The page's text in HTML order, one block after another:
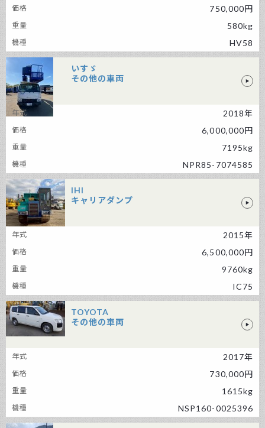
750,000円
580kg
HV58
いすゞ
その他の車両
2018年
6,000,000円
7195kg
NPR85-7074585
IHI
キャリアダンプ
2015年
6,500,000円
9760kg
IC75
TOYOTA
その他の車両
2017年
730,000円
1615kg
NSP160-0025396